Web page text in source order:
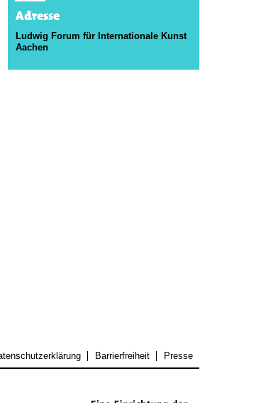
Adresse
Ludwig Forum für Internationale Kunst
Aachen
Barrierfreiheit Presse